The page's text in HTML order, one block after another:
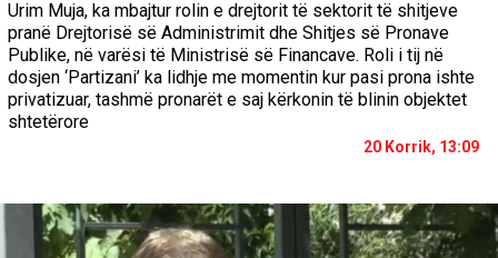
Urim Muja, ka mbajtur rolin e drejtorit të sektorit të shitjeve
pranë Drejtorisë së Administrimit dhe Shitjes së Pronave
Publike, në varësi të Ministrisë së Financave. Roli i tij në
dosjen ‘Partizani’ ka lidhje me momentin kur pasi prona ishte
privatizuar, tashmë pronarët e saj kërkonin të blinin objektet
shtetërore
20 Korrik, 13:09